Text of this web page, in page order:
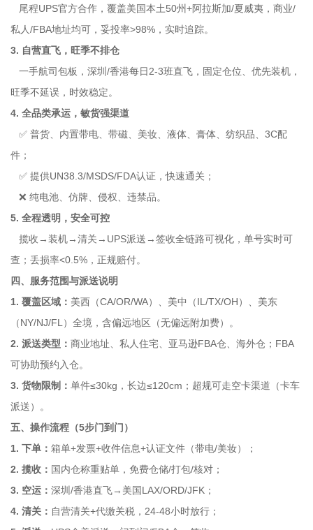
尾程UPS官方合作，覆盖美国本土50州+阿拉斯加/夏威夷，商业/
私人/FBA地址均可，妥投率>98%，实时追踪。
3. 自营直飞，旺季不排仓
一手航司包板，深圳/香港每日2-3班直飞，固定仓位、优先装机，
旺季不延误，时效稳定。
4. 全品类承运，敏货强渠道
✅ 普货、内置带电、带磁、美妆、液体、膏体、纺织品、3C配
件；
✅ 提供UN38.3/MSDS/FDA认证，快速通关；
❌ 纯电池、仿牌、侵权、违禁品。
5. 全程透明，安全可控
揽收→装机→清关→UPS派送→签收全链路可视化，单号实时可
查；丢损率<0.5%，正规赔付。
四、服务范围与派送说明
1. 覆盖区域： 美西（CA/OR/WA）、美中（IL/TX/OH）、美东
（NY/NJ/FL）全境，含偏远地区（无偏远附加费）。
2. 派送类型： 商业地址、私人住宅、亚马逊FBA仓、海外仓；FBA
可协助预约入仓。
3. 货物限制： 单件≤30kg，长边≤120cm；超规可走空卡渠道（卡车
派送）。
五、操作流程（5步门到门）
1. 下单： 箱单+发票+收件信息+认证文件（带电/美妆）；
2. 揽收： 国内仓称重贴单，免费仓储/打包/核对；
3. 空运： 深圳/香港直飞→美国LAX/ORD/JFK；
4. 清关： 自营清关+代缴关税，24-48小时放行；